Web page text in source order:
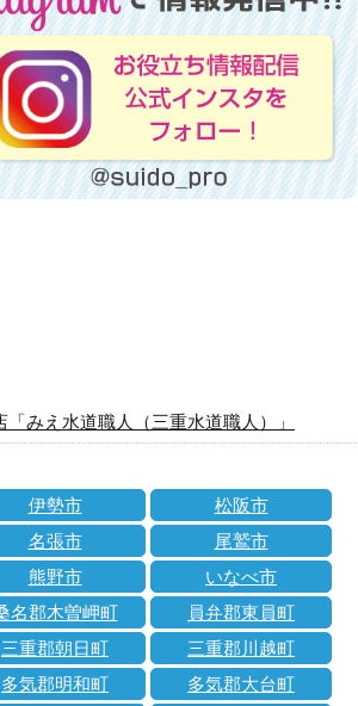
みえ水道職人（三重水道職人）」
伊勢市
松阪市
名張市
尾鷲市
熊野市
いなべ市
名郡木曽岬町
員弁郡東員町
三重郡朝日町
三重郡川越町
多気郡明和町 多気郡大台町